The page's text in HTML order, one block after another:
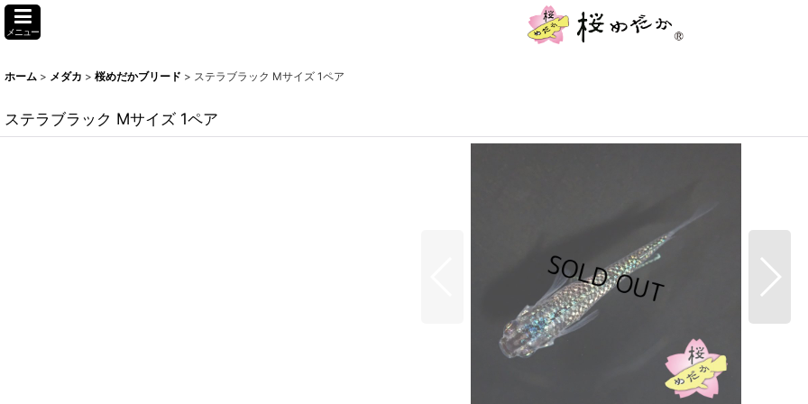
メニュー
ホーム > メダカ > 桜めだかブリード > ステラブラック Mサイズ 1ペア
ステラブラック Mサイズ 1ペア